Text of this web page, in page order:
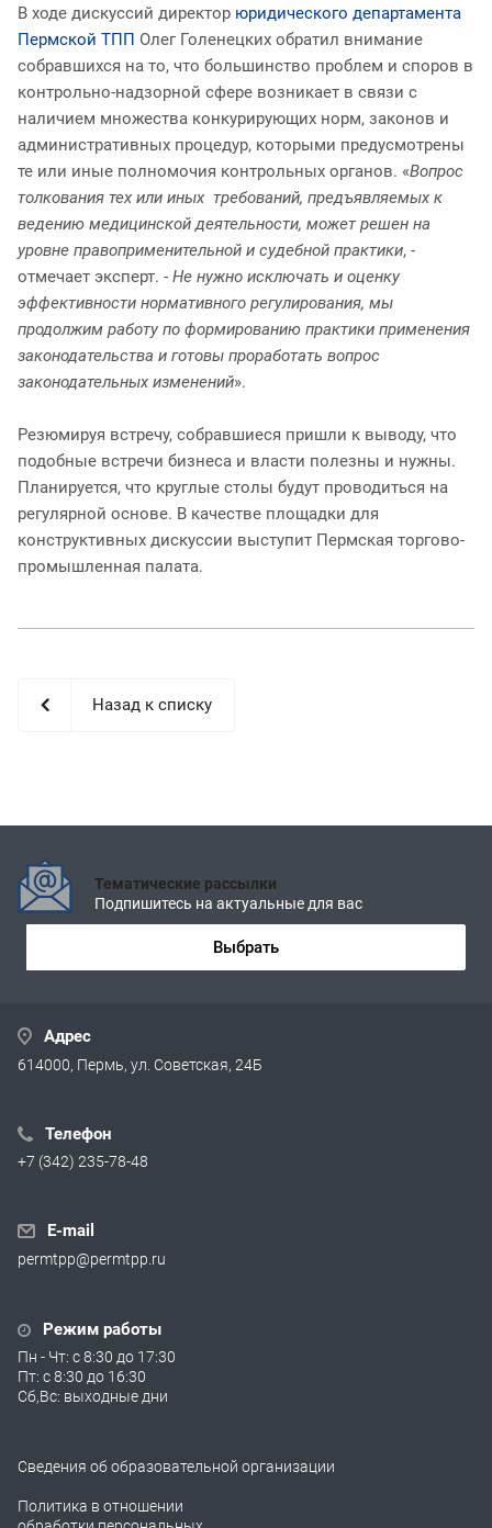
В ходе дискуссий директор юридического департамента
Пермской ТПП Олег Голенецких обратил внимание
собравшихся на то, что большинство проблем и споров в
контрольно-надзорной сфере возникает в связи с
наличием множества конкурирующих норм, законов и
административных процедур, которыми предусмотрены
те или иные полномочия контрольных органов. «Вопрос
толкования тех или иных требований, предъявляемых к
ведению медицинской деятельности, может решен на
уровне правоприменительной и судебной практики, -
отмечает эксперт. - Не нужно исключать и оценку
эффективности нормативного регулирования, мы
продолжим работу по формированию практики применения
законодательства и готовы проработать вопрос
законодательных изменений».
Резюмируя встречу, собравшиеся пришли к выводу, что
подобные встречи бизнеса и власти полезны и нужны.
Планируется, что круглые столы будут проводиться на
регулярной основе. В качестве площадки для
конструктивных дискуссии выступит Пермская торгово-
промышленная палата.
Назад к списку
Тематические рассылки
Подпишитесь на актуальные для вас
Выбрать
Адрес
614000, Пермь, ул. Советская, 24Б
Телефон
+7 (342) 235-78-48
E-mail
permtpp@permtpp.ru
Режим работы
Пн - Чт: с 8:30 до 17:30
Пт: с 8:30 до 16:30
Сб,Вс: выходные дни
Сведения об образовательной организации
Политика в отношении